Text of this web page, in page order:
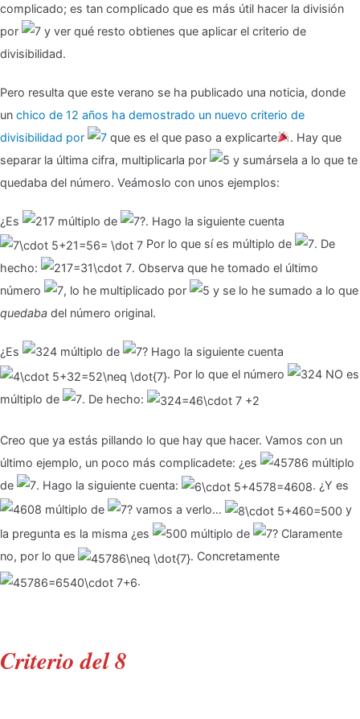
complicado; es tan complicado que es más útil hacer la división
por
y ver qué resto obtienes que aplicar el criterio de
divisibilidad.
Pero resulta que este verano se ha publicado una noticia, donde
un chico de 12 años ha demostrado un nuevo criterio de
divisibilidad por
que es el que paso a explicarte
. Hay que
separar la última cifra, multiplicarla por
y sumársela a lo que te
quedaba del número. Veámoslo con unos ejemplos:
¿Es múltiplo de
?. Hago la siguiente cuenta
Por lo que sí es múltiplo de
. De
hecho:
. Observa que he tomado el último
número
, lo he multiplicado por
y se lo he sumado a lo que
quedaba del número original.
¿Es múltiplo de
? Hago la siguiente cuenta
. Por lo que el número
NO es
múltiplo de
. De hecho:
Creo que ya estás pillando lo que hay que hacer. Vamos con un
último ejemplo, un poco más complicadete: ¿es
múltiplo
de
. Hago la siguiente cuenta:
. ¿Y es
múltiplo de
? vamos a verlo…
y
la pregunta es la misma ¿es
múltiplo de
? Claramente
no, por lo que
. Concretamente
.
Criterio del 8